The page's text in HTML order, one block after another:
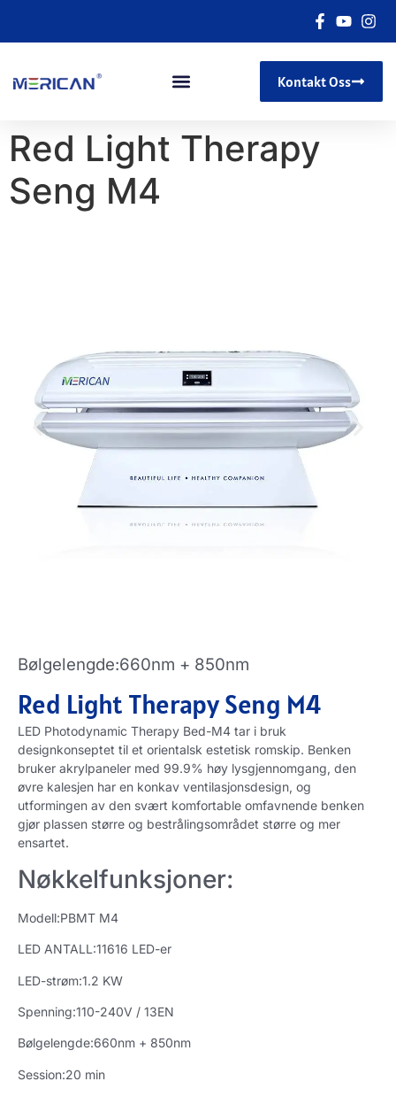
Kontakt Oss
Red Light Therapy
Seng M4
Bølgelengde:660nm + 850nm
Red Light Therapy Seng M4
LED Photodynamic Therapy Bed-M4 tar i bruk
designkonseptet til et orientalsk estetisk romskip. Benken
bruker akrylpaneler med 99.9% høy lysgjennomgang, den
øvre kalesjen har en konkav ventilasjonsdesign, og
utformingen av den svært komfortable omfavnende benken
gjør plassen større og bestrålingsområdet større og mer
ensartet.
Nøkkelfunksjoner:
Modell:PBMT M4
LED ANTALL:11616 LED-er
LED-strøm:1.2 KW
Spenning:110-240V / 13EN
Bølgelengde:660nm + 850nm
Session:20 min